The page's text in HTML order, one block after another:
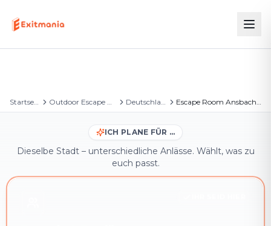
Startseite Outdoor Escape Games Deutschland Escape Room Ansbach – Outdoor Escape Game
ICH PLANE FÜR …
Dieselbe Stadt – unterschiedliche Anlässe. Wählt, was zu
euch passt.